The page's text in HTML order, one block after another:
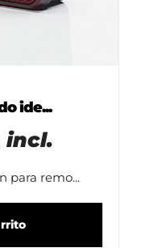
ide...
incl.
para remo...